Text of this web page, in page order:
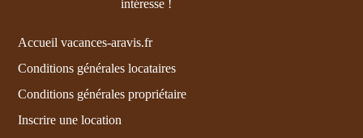
intéresse !
Accueil vacances-aravis.fr
Conditions générales locataires
Conditions générales propriétaire
Inscrire une location